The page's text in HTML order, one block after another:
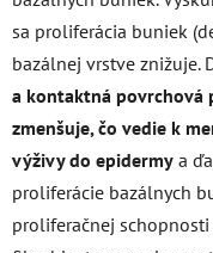
sa proliferácia buniek
bazálnej vrstve znižuje.
a kontaktná povrchová
zmenšuje, čo vedie k
výživy do epidermy a
proliferácie bazálnych
proliferačnej